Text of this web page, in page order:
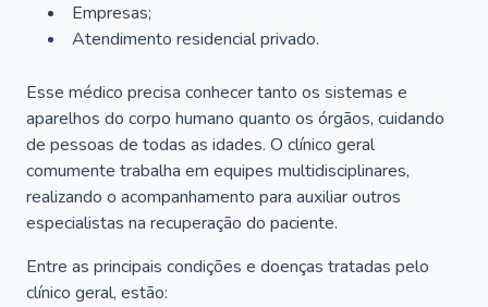
Empresas;
Atendimento residencial privado.
Esse médico precisa conhecer tanto os sistemas e
aparelhos do corpo humano quanto os órgãos, cuidando
de pessoas de todas as idades. O clínico geral
comumente trabalha em equipes multidisciplinares,
realizando o acompanhamento para auxiliar outros
especialistas na recuperação do paciente.
Entre as principais condições e doenças tratadas pelo
clínico geral, estão: